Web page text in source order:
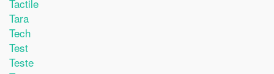
Tactile
Tara
Tech
Test
Teste